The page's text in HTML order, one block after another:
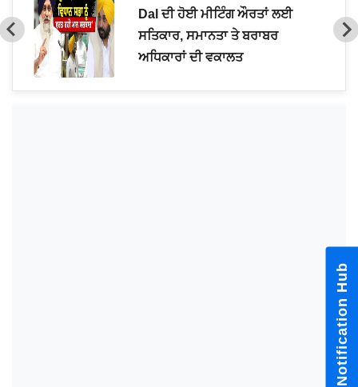
Dal ਦੀ ਹੋਈ ਮੀਟਿੰਗ ਔਰਤਾਂ ਲਈ
ਸਤਿਕਾਰ, ਸਮਾਨਤਾ ਤੇ ਬਰਾਬਰ
ਅਧਿਕਾਰਾਂ ਦੀ ਵਕਾਲਤ
Notification Hub